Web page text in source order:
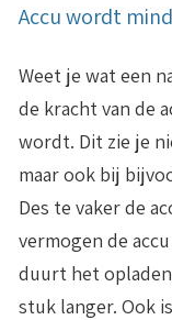
Accu wordt
Weet je wat een
de kracht van de
wordt. Dit zie je
maar ook bij
Des te vaker de
vermogen de
duurt het
stuk langer. Ook